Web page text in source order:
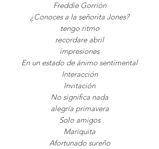
Freddie Gorrión
¿Conoces a la señorita Jones?
tengo ritmo
recordare abril
impresiones
En un estado de ánimo sentimental
Interacción
Invitación
No significa nada
alegría primavera
Solo amigos
Mariquita
Afortunado sureño